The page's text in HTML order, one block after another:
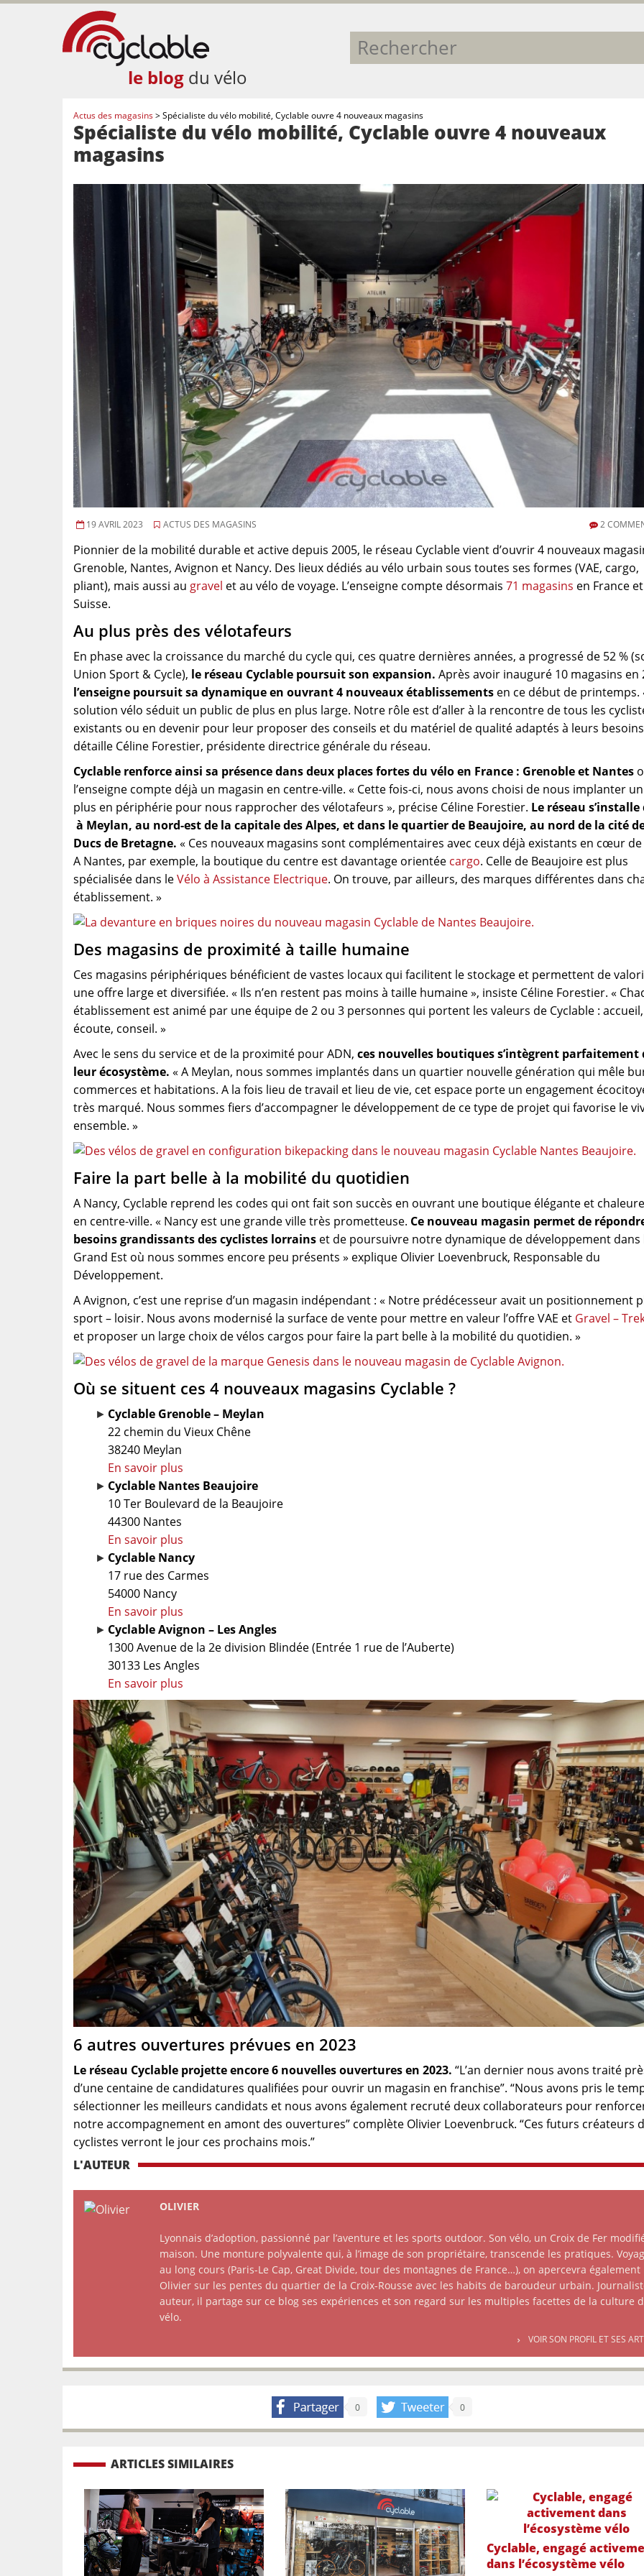
le blog du vélo
Actus des magasins>Spécialiste du vélo mobilité, Cyclable ouvre 4 nouveaux magasins
Spécialiste du vélo mobilité, Cyclable ouvre 4 nouveaux
magasins
19 AVRIL 2023 ACTUS DES MAGASINS 2
Pionnier de la mobilité durable et active depuis 2005, le réseau Cyclable vient d’ouvrir 4 nouveaux
Grenoble, Nantes, Avignon et Nancy. Des lieux dédiés au vélo urbain sous toutes ses formes (VAE, cargo,
pliant), mais aussi au gravel et au vélo de voyage. L’enseigne compte désormais 71 magasins en France
Suisse.
Au plus près des vélotafeurs
En phase avec la croissance du marché du cycle qui, ces quatre dernières années, a progressé de 52 %
Union Sport & Cycle), le réseau Cyclable poursuit son expansion. Après avoir inauguré 10 magasins en
l’enseigne poursuit sa dynamique en ouvrant 4 nouveaux établissements en ce début de printemps.
solution vélo séduit un public de plus en plus large. Notre rôle est d’aller à la rencontre de tous les
existants ou en devenir pour leur proposer des conseils et du matériel de qualité adaptés à leurs besoins
détaille Céline Forestier, présidente directrice générale du réseau.
Cyclable renforce ainsi sa présence dans deux places fortes du vélo en France : Grenoble et Nantes
l’enseigne compte déjà un magasin en centre-ville. « Cette fois-ci, nous avons choisi de nous implanter
plus en périphérie pour nous rapprocher des vélotafeurs », précise Céline Forestier. Le réseau s’installe
à Meylan, au nord-est de la capitale des Alpes, et dans le quartier de Beaujoire, au nord de la cité
Ducs de Bretagne. « Ces nouveaux magasins sont complémentaires avec ceux déjà existants en cœur de
A Nantes, par exemple, la boutique du centre est davantage orientée cargo. Celle de Beaujoire est plus
spécialisée dans leVélo à Assistance Electrique. On trouve, par ailleurs, des marques différentes dans
établissement. »
Des magasins de proximité à taille humaine
Ces magasins périphériques bénéficient de vastes locaux qui facilitent le stockage et permettent de
une offre large et diversifiée. « Ils n’en restent pas moins à taille humaine », insiste Céline Forestier. «
établissement est animé par une équipe de 2 ou 3 personnes qui portent les valeurs de Cyclable : accueil,
écoute, conseil. »
Avec le sens du service et de la proximité pour ADN, ces nouvelles boutiques s’intègrent parfaitement
leur écosystème. « A Meylan, nous sommes implantés dans un quartier nouvelle génération qui mêle
commerces et habitations. A la fois lieu de travail et lieu de vie, cet espace porte un engagement
très marqué. Nous sommes fiers d’accompagner le développement de ce type de projet qui favorise le
ensemble. »
Faire la part belle à la mobilité du quotidien
A Nancy, Cyclable reprend les codes qui ont fait son succès en ouvrant une boutique élégante et
en centre-ville. « Nancy est une grande ville très prometteuse. Ce nouveau magasin permet de
besoins grandissants des cyclistes lorrains et de poursuivre notre dynamique de développement dans
Grand Est où nous sommes encore peu présents » explique Olivier Loevenbruck, Responsable du
Développement.
A Avignon, c’est une reprise d’un magasin indépendant : « Notre prédécesseur avait un positionnement
sport – loisir. Nous avons modernisé la surface de vente pour mettre en valeur l’offre VAE et Gravel –
et proposer un large choix de vélos cargos pour faire la part belle à la mobilité du quotidien. »
Où se situent ces 4 nouveaux magasins Cyclable ?
Cyclable Grenoble – Meylan
22 chemin du Vieux Chêne
38240 Meylan
En savoir plus
Cyclable Nantes Beaujoire
10 Ter Boulevard de la Beaujoire
44300 Nantes
En savoir plus
Cyclable Nancy
17 rue des Carmes
54000 Nancy
En savoir plus
Cyclable Avignon – Les Angles
1300 Avenue de la 2e division Blindée (Entrée 1 rue de l’Auberte)
30133 Les Angles
En savoir plus
6 autres ouvertures prévues en 2023
Le réseau Cyclable projette encore 6 nouvelles ouvertures en 2023. “L’an dernier nous avons traité
d’une centaine de candidatures qualifiées pour ouvrir un magasin en franchise”. “Nous avons pris le
sélectionner les meilleurs candidats et nous avons également recruté deux collaborateurs pour
notre accompagnement en amont des ouvertures” complète Olivier Loevenbruck. “Ces futurs créateurs
cyclistes verront le jour ces prochains mois.”
L'AUTEUR
OLIVIER
Lyonnais d’adoption, passionné par l’aventure et les sports outdoor. Son vélo, un Croix de Fer
maison. Une monture polyvalente qui, à l’image de son propriétaire, transcende les pratiques.
au long cours (Paris-Le Cap, Great Divide, tour des montagnes de France…), on apercevra également
Olivier sur les pentes du quartier de la Croix-Rousse avec les habits de baroudeur urbain.
auteur, il partage sur ce blog ses expériences et son regard sur les multiples facettes de la culture
vélo.
VOIR SON PROFIL ET SES
0 0
ARTICLES SIMILAIRES
Cyclable, engagé
dans l’écosystème vélo